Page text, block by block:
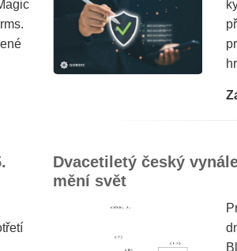
Dvacetiletý český
mění svět